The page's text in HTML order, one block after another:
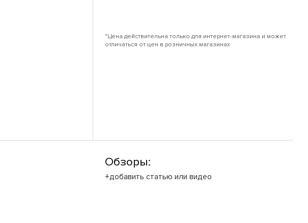
*Цена действительна только для интернет-магазина и может
отличаться от цен в розничных магазинах
Обзоры:
+добавить статью или видео